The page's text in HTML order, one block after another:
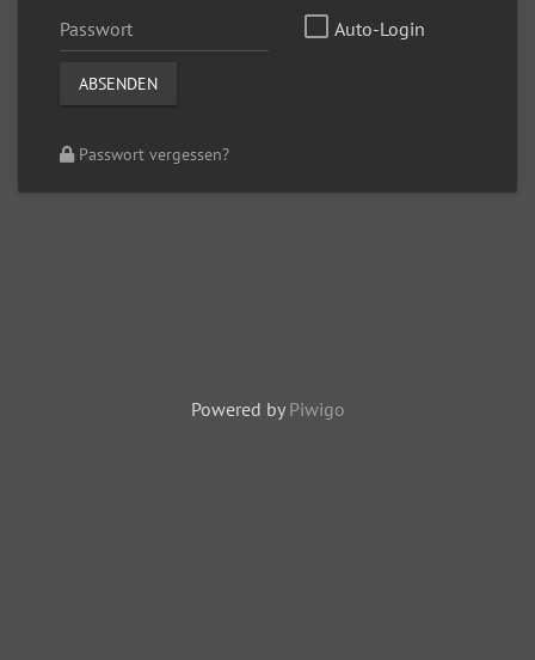
Auto-Login
Passwort vergessen?
Powered by Piwigo